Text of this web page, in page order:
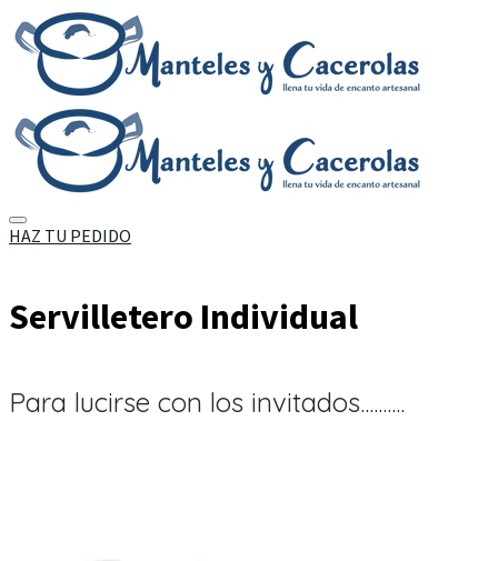
HAZ TU PEDIDO
Servilletero Individual
Para lucirse con los invitados..........